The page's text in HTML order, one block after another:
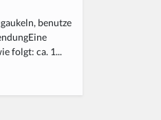
benutze
folgt: ca. 1...